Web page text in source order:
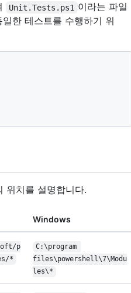
Unit.Tests.ps1 이라는 파일
한 테스트를 수행하기 위
위치를 설명합니다.
Windows
p
*
C:\program
files\powershell\7\Modu
les\*